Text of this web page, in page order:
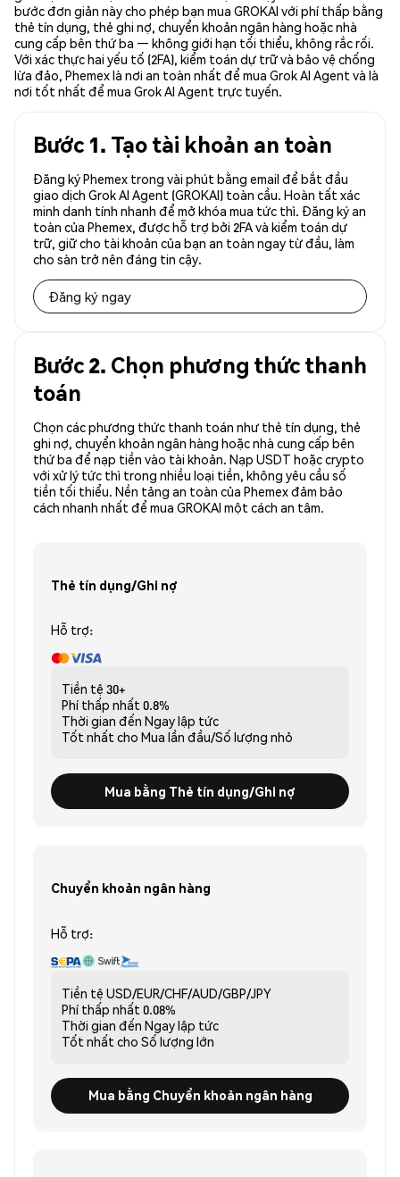
bước đơn giản này cho phép bạn mua GROKAI với phí thấp bằng
thẻ tín dụng, thẻ ghi nợ, chuyển khoản ngân hàng hoặc nhà
cung cấp bên thứ ba — không giới hạn tối thiểu, không rắc rối.
Với xác thực hai yếu tố (2FA), kiểm toán dự trữ và bảo vệ chống
lừa đảo, Phemex là nơi an toàn nhất để mua Grok AI Agent và là
nơi tốt nhất để mua Grok AI Agent trực tuyến.
Bước 1. Tạo tài khoản an toàn
Đăng ký Phemex trong vài phút bằng email để bắt đầu
giao dịch Grok AI Agent (GROKAI) toàn cầu. Hoàn tất xác
minh danh tính nhanh để mở khóa mua tức thì. Đăng ký an
toàn của Phemex, được hỗ trợ bởi 2FA và kiểm toán dự
trữ, giữ cho tài khoản của bạn an toàn ngay từ đầu, làm
cho sàn trở nên đáng tin cậy.
Đăng ký ngay
Bước 2. Chọn phương thức thanh
toán
Chọn các phương thức thanh toán như thẻ tín dụng, thẻ
ghi nợ, chuyển khoản ngân hàng hoặc nhà cung cấp bên
thứ ba để nạp tiền vào tài khoản. Nạp USDT hoặc crypto
với xử lý tức thì trong nhiều loại tiền, không yêu cầu số
tiền tối thiểu. Nền tảng an toàn của Phemex đảm bảo
cách nhanh nhất để mua GROKAI một cách an tâm.
Thẻ tín dụng/Ghi nợ
Hỗ trợ:
Tiền tệ 30+
Phí thấp nhất 0.8%
Thời gian đến Ngay lập tức
Tốt nhất cho Mua lần đầu/Số lượng nhỏ
Mua bằng Thẻ tín dụng/Ghi nợ
Chuyển khoản ngân hàng
Hỗ trợ:
Tiền tệ USD/EUR/CHF/AUD/GBP/JPY
Phí thấp nhất 0.08%
Thời gian đến Ngay lập tức
Tốt nhất cho Số lượng lớn
Mua bằng Chuyển khoản ngân hàng